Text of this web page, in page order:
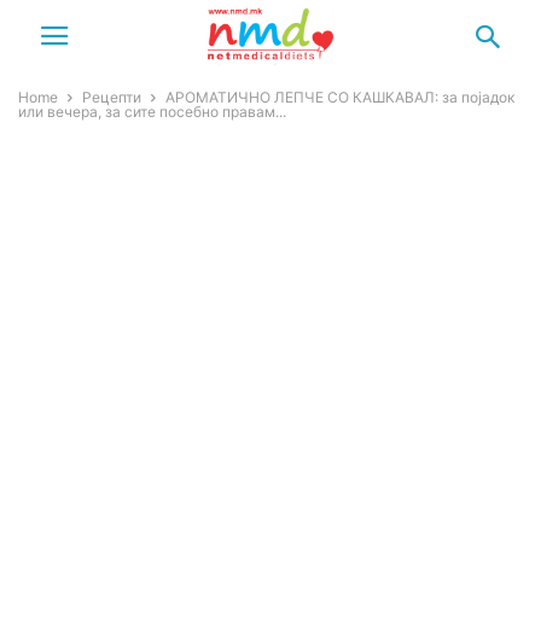
Home Рецепти
АРОМАТИЧНО ЛЕПЧЕ СО КАШКАВАЛ: за појадок
или вечера, за сите посебно правам...